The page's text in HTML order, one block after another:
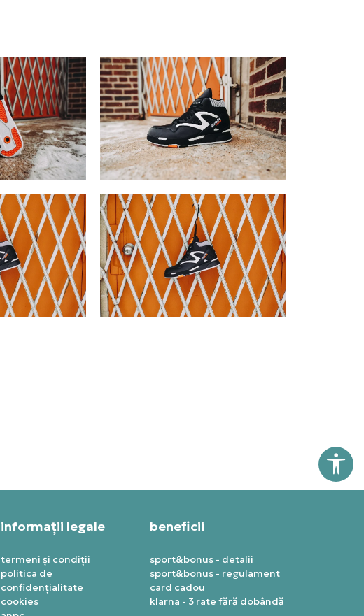
informații legale
termeni și condiții
politica de
confidențialitate
cookies
beneficii
sport&bonus - detalii
sport&bonus - regulament
card cadou
klarna - 3 rate fără dobândă